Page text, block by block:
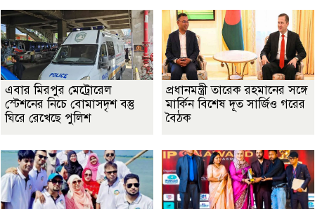
এবার মিরপুর মেট্রোরেল
স্টেশনের নিচে বোমাসদৃশ বস্তু
ঘিরে রেখেছে পুলিশ
প্রধানমন্ত্রী তারেক রহমানের সঙ্গে
মার্কিন বিশেষ দূত সার্জিও গরের
বৈঠক